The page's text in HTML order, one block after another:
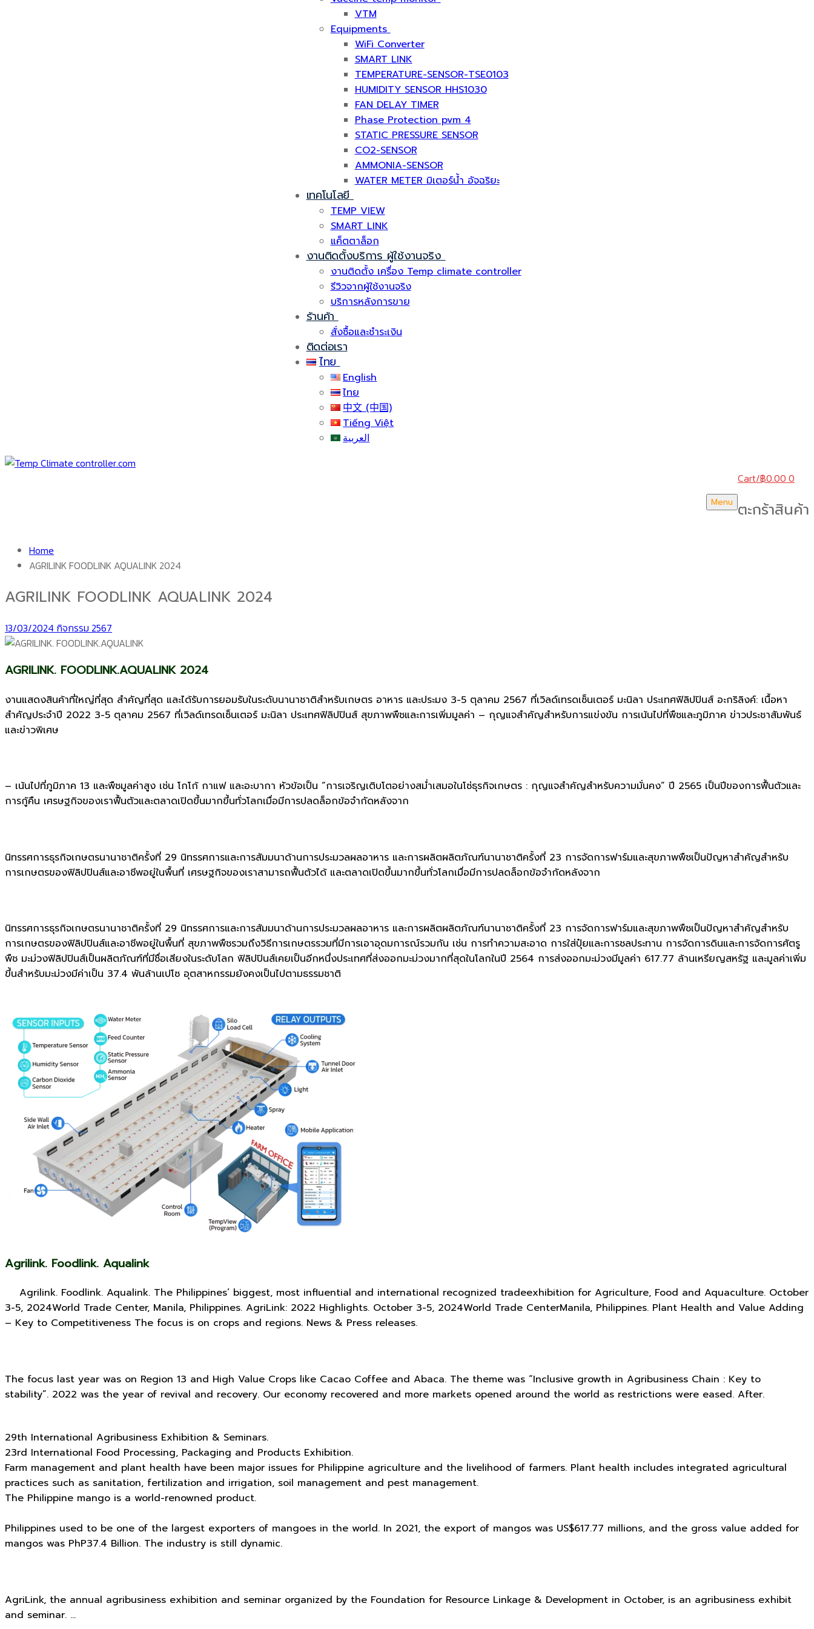
VTM
Equipments
WiFi Converter
SMART LINK
TEMPERATURE-SENSOR-TSE0103
HUMIDITY SENSOR HHS1030
FAN DELAY TIMER
Phase Protection pvm 4
STATIC PRESSURE SENSOR
CO2-SENSOR
AMMONIA-SENSOR
WATER METER มิเตอร์น้ำ อัจฉริยะ
เทคโนโลยี
TEMP VIEW
SMART LINK
แค็ตตาล็อก
งานติดตั้งบริการ ผู้ใช้งานจริง
งานติดตั้ง เครื่อง Temp climate controller
รีวิวจากผู้ใช้งานจริง
บริการหลังการขาย
ร้านค้า
สั่งซื้อและชำระเงิน
ติดต่อเรา
ไทย
English
ไทย
中文 (中国)
Tiếng Việt
العربية
Menu
Cart/฿0.00 0
ตะกร้าสินค้า
Home
AGRILINK FOODLINK AQUALINK 2024
AGRILINK FOODLINK AQUALINK 2024
13/03/2024 กิจกรรม 2567
AGRILINK. FOODLINK.AQUALINK 2024
งานแสดงสินค้าที่ใหญ่ที่สุด สำคัญที่สุด และได้รับการยอมรับในระดับนานาชาติสำหรับเกษตร อาหาร และประมง 3-5 ตุลาคม 2567 ที่เวิลด์เทรดเซ็นเตอร์ มะนิลา ประเทศฟิลิปปินส์ อะกริลิงค์: เนื้อหา
สำคัญประจำปี 2022 3-5 ตุลาคม 2567 ที่เวิลด์เทรดเซ็นเตอร์ มะนิลา ประเทศฟิลิปปินส์ สุขภาพพืชและการเพิ่มมูลค่า – กุญแจสำคัญสำหรับการแข่งขัน การเน้นไปที่พืชและภูมิภาค ข่าวประชาสัมพันธ์
และข่าวพิเศษ
– เน้นไปที่ภูมิภาค 13 และพืชมูลค่าสูง เช่น โกโก้ กาแฟ และอะบากา หัวข้อเป็น “การเจริญเติบโตอย่างสม่ำเสมอในโซ่ธุรกิจเกษตร : กุญแจสำคัญสำหรับความมั่นคง” ปี 2565 เป็นปีของการฟื้นตัวและ
การกู้คืน เศรษฐกิจของเราฟื้นตัวและตลาดเปิดขึ้นมากขึ้นทั่วโลกเมื่อมีการปลดล็อกข้อจำกัดหลังจาก
นิทรรศการธุรกิจเกษตรนานาชาติครั้งที่ 29 นิทรรศการและการสัมมนาด้านการประมวลผลอาหาร และการผลิตผลิตภัณฑ์นานาชาติครั้งที่ 23 การจัดการฟาร์มและสุขภาพพืชเป็นปัญหาสำคัญสำหรับ
การเกษตรของฟิลิปปินส์และอาชีพอยู่ในพื้นที่ เศรษฐกิจของเราสามารถฟื้นตัวได้ และตลาดเปิดขึ้นมากขึ้นทั่วโลกเมื่อมีการปลดล็อกข้อจำกัดหลังจาก
นิทรรศการธุรกิจเกษตรนานาชาติครั้งที่ 29 นิทรรศการและการสัมมนาด้านการประมวลผลอาหาร และการผลิตผลิตภัณฑ์นานาชาติครั้งที่ 23 การจัดการฟาร์มและสุขภาพพืชเป็นปัญหาสำคัญสำหรับ
การเกษตรของฟิลิปปินส์และอาชีพอยู่ในพื้นที่ สุขภาพพืชรวมถึงวิธีการเกษตรรวมที่มีการเอาอุดมการณ์รวมกัน เช่น การทำความสะอาด การใส่ปุ๋ยและการชลประทาน การจัดการดินและการจัดการศัตรู
พืช มะม่วงฟิลิปปินส์เป็นผลิตภัณฑ์ที่มีชื่อเสียงในระดับโลก ฟิลิปปินส์เคยเป็นอีกหนึ่งประเทศที่ส่งออกมะม่วงมากที่สุดในโลกในปี 2564 การส่งออกมะม่วงมีมูลค่า 617.77 ล้านเหรียญสหรัฐ และมูลค่าเพิ่ม
ขึ้นสำหรับมะม่วงมีค่าเป็น 37.4 พันล้านเปโซ อุตสาหกรรมยังคงเป็นไปตามธรรมชาติ
Agrilink. Foodlink. Aqualink
Agrilink. Foodlink. Aqualink. The Philippines’ biggest, most influential and international recognized tradeexhibition for Agriculture, Food and Aquaculture. October
3-5, 2024World Trade Center, Manila, Philippines. AgriLink: 2022 Highlights. October 3-5, 2024World Trade CenterManila, Philippines. Plant Health and Value Adding
– Key to Competitiveness The focus is on crops and regions. News & Press releases.
The focus last year was on Region 13 and High Value Crops like Cacao Coffee and Abaca. The theme was “Inclusive growth in Agribusiness Chain : Key to
stability”. 2022 was the year of revival and recovery. Our economy recovered and more markets opened around the world as restrictions were eased. After.
29th International Agribusiness Exhibition & Seminars.
23rd International Food Processing, Packaging and Products Exhibition.
Farm management and plant health have been major issues for Philippine agriculture and the livelihood of farmers. Plant health includes integrated agricultural
practices such as sanitation, fertilization and irrigation, soil management and pest management.
The Philippine mango is a world-renowned product.
Philippines used to be one of the largest exporters of mangoes in the world. In 2021, the export of mangos was US$617.77 millions, and the gross value added for
mangos was PhP37.4 Billion. The industry is still dynamic.
AgriLink, the annual agribusiness exhibition and seminar organized by the Foundation for Resource Linkage & Development in October, is an agribusiness exhibit
and seminar. …